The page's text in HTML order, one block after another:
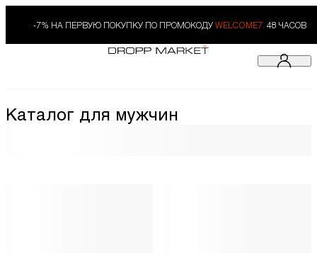
-7% НА ПЕРВУЮ ПОКУПКУ ПО ПРОМОКОДУ WELCOME7. 48 ЧАСОВ
Каталог для мужчин